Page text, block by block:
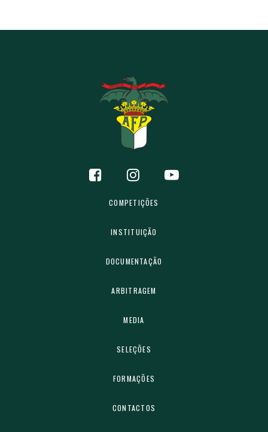
COMPETIÇÕES
INSTITUIÇÃO
DOCUMENTAÇÃO
ARBITRAGEM
MEDIA
SELEÇÕES
FORMAÇÕES
CONTACTOS